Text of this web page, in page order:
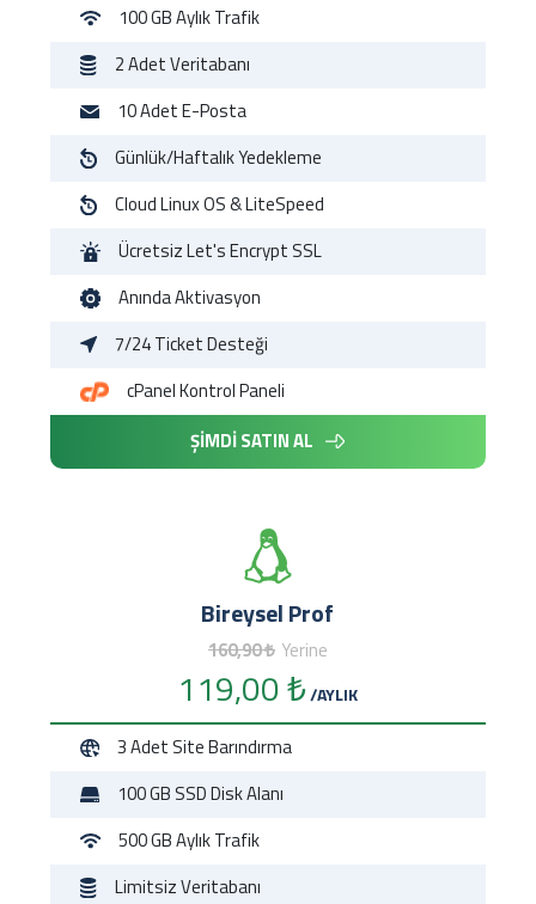
100 GBAylık Trafik
2 AdetVeritabanı
10 AdetE-Posta
Günlük/HaftalıkYedekleme
CloudLinux OS & LiteSpeed
ÜcretsizLet's Encrypt SSL
AnındaAktivasyon
7/24Ticket Desteği
cPanelKontrol Paneli
ŞİMDİ SATIN AL
Bireysel Prof
160,90 ₺ Yerine
119,00 ₺/AYLIK
3 Adet Site Barındırma
100 GB SSD Disk Alanı
500 GBAylık Trafik
LimitsizVeritabanı